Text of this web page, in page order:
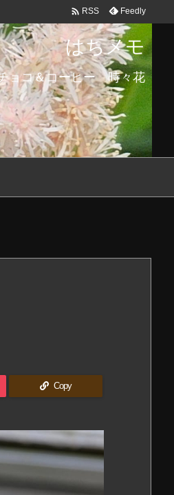
はちメモ
ョコ＆コーヒー 時々花
 RSS Feedly
Copy